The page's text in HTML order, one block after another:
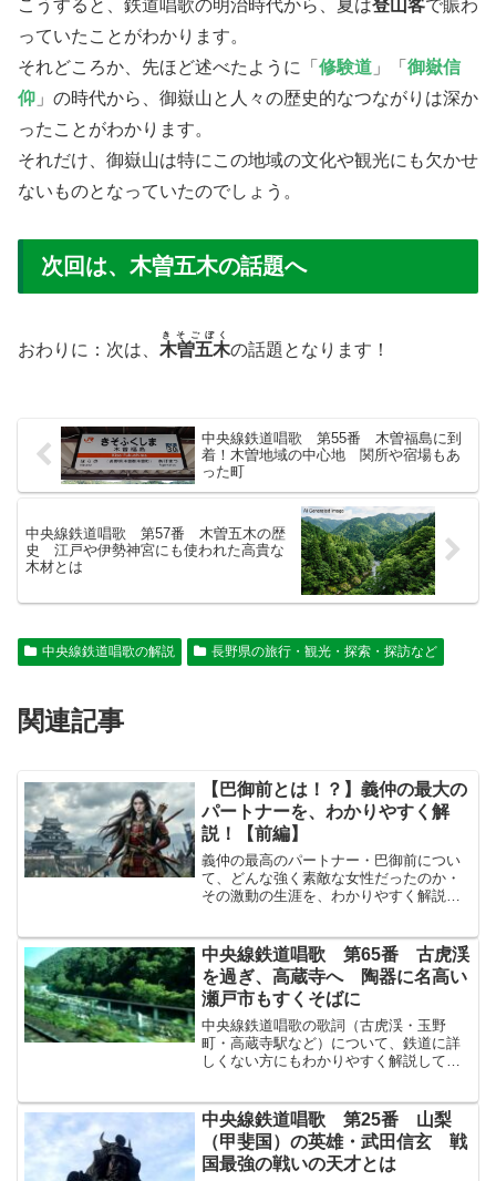
こうすると、鉄道唱歌の明治時代から、夏は登山客で賑わ
っていたことがわかります。
それどころか、先ほど述べたように「 修験道 」「 御嶽信
仰 」の時代から、御嶽山と人々の歴史的なつながりは深か
ったことがわかります。
それだけ、御嶽山は特にこの地域の文化や観光にも欠かせ
ないものとなっていたのでしょう。
次回は、木曽五木の話題へ
おわりに：次は、 木曽五木
きそごぼく
の話題となります！
中央線鉄道唱歌 第55番 木曽福島に到
着！木曽地域の中心地 関所や宿場もあ
った町
中央線鉄道唱歌 第57番 木曽五木の歴
史 江戸や伊勢神宮にも使われた高貴な
木材とは
中央線鉄道唱歌の解説 長野県の旅行・観光・探索・探訪など
関連記事
【巴御前とは！？】義仲の最大の
パートナーを、わかりやすく解
説！【前編】
義仲の最高のパートナー・巴御前につい
て、どんな強く素敵な女性だったのか・
その激動の生涯を、わかりやすく解説し
平合戦げんぺいかっせんを駆け抜けてき
た​伝説の女武者に...
中央線鉄道唱歌 第65番 古虎渓
を過ぎ、高蔵寺へ 陶器に名高い
瀬戸市もすくそばに
中央線鉄道唱歌の歌詞（古虎渓・玉野
町・高蔵寺駅など）について、鉄道に詳
しくない方にもわかりやすく解説してゆ
ば高藏寺こうぞうじ陶器とうきに名高き
瀬戸町せとまちはこゝより...
中央線鉄道唱歌 第25番 山梨
（甲斐国）の英雄・武田信玄 戦
国最強の戦いの天才とは